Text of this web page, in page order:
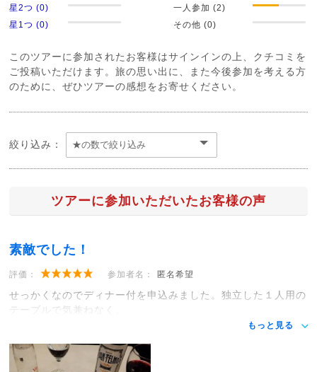
星2つ (0)
星1つ (0)
一人参加 (2)
その他 (0)
このツアーに参加されたお客様はサインインの上、クチコミを
ご投稿いただけます。旅の思い出に、また今後参加を考える方
のために、ぜひツアーの感想をお寄せください。
絞り込み：
ツアーに参加いただいたお客様の声
素敵でした！
評価： 参加者名： 匿名希望
せっかくなのでディナー付を申込みました。独立した１人用の
テーブルで気兼ねなく。
もっと見る